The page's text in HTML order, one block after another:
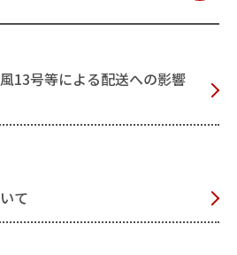
13号等による配送への影響
て